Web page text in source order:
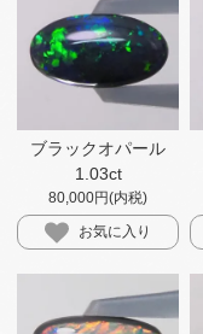
ブラックオパール
1.03ct
80,000円(内税)
お気に入り